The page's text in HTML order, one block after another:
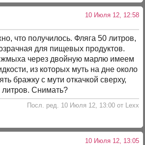
10 Июля 12, 12:58
что получилось. Фляга 50 литров,
для пищевых продуктов.
жмыха через двойную марлю имеем
из которых муть на дне около
бражку с мути откачкой сверху,
Снимать?
Посл. ред. 10 Июля 12, 13:00 от Lexx
10 Июля 12, 13:05